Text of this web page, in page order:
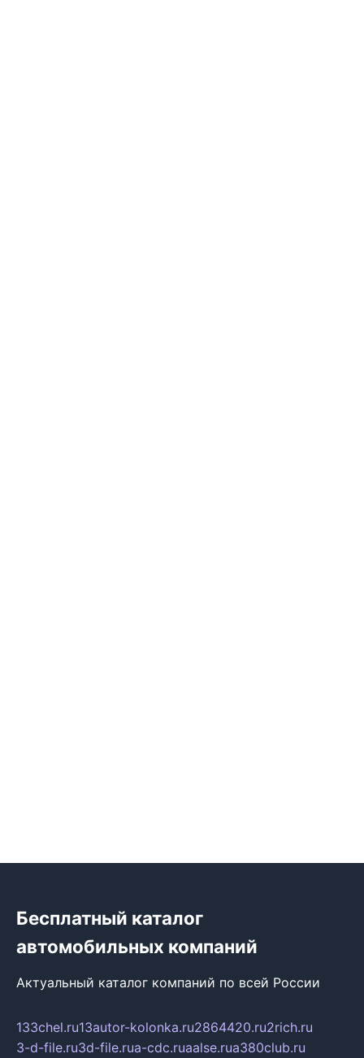
Бесплатный каталог
автомобильных компаний
Актуальный каталог компаний по всей России
133chel.ru13autor-kolonka.ru2864420.ru2rich.ru
3-d-file.ru3d-file.rua-cdc.ruaalse.rua380club.ru